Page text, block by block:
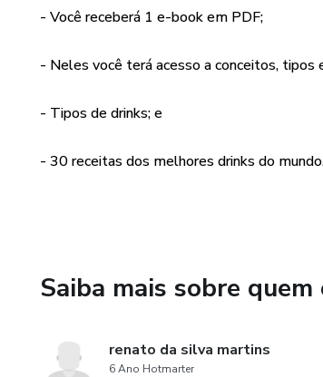
​- Você receberá 1 e-book em PDF;
- Neles você terá acesso a conceitos, tipos
- Tipos de drinks; e
- 30 receitas dos melhores drinks do
Saiba mais sobre
renato da silva martins
6 Ano Hotmarter